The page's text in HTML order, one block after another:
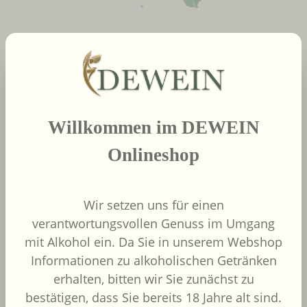
Produktgalerie überspringen
neue Produkte
African Pride Wines
- Forager Red -
Shiraz / Grenache
Grenache, Shiraz
Willkommen im DEWEIN
Onlineshop
Wir setzen uns für einen
verantwortungsvollen Genuss im Umgang
mit Alkohol ein. Da Sie in unserem Webshop
Informationen zu alkoholischen Getränken
erhalten, bitten wir Sie zunächst zu
bestätigen, dass Sie bereits 18 Jahre alt sind.